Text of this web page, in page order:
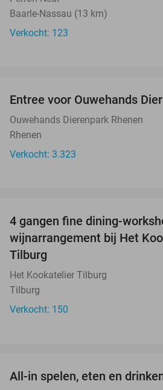
Baarle-Nassau (13 km)
Verkocht: 123
Entree voor Ouwehands
Ouwehands Dierenpark Rhenen
Rhenen
Verkocht: 3.323
4 gangen fine dining-
wijnarrangement bij Het
Tilburg
Het Kookatelier Tilburg
Tilburg
Verkocht: 150
All-in spelen, eten en